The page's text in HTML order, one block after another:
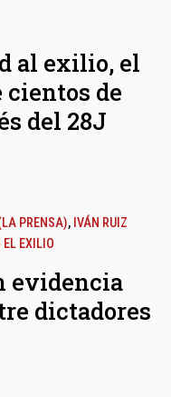
al exilio, el
de
del 28J
PRENSA), IVÁN RUIZ
EXILIO
evidencia
dictadores